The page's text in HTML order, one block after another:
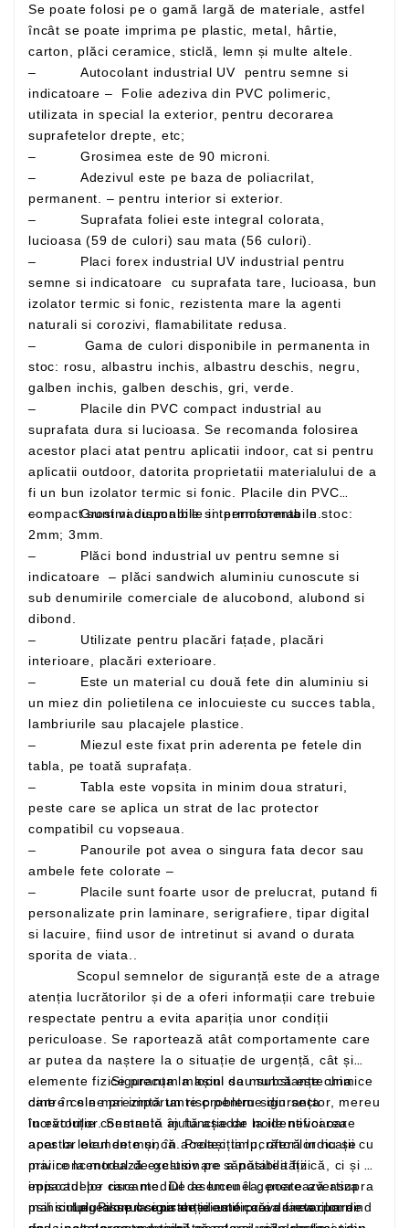
Se poate folosi pe o gamă largă de materiale, astfel
încât se poate imprima pe plastic, metal, hârtie,
carton, plăci ceramice, sticlă, lemn și multe altele.
– Autocolant industrial UV pentru semne si
indicatoare – Folie adeziva din PVC polimeric,
utilizata in special la exterior, pentru decorarea
suprafetelor drepte, etc;
– Grosimea este de 90 microni.
– Adezivul este pe baza de poliacrilat,
permanent. – pentru interior si exterior.
– Suprafata foliei este integral colorata,
lucioasa (59 de culori) sau mata (56 culori).
– Placi forex industrial UV industrial pentru
semne si indicatoare cu suprafata tare, lucioasa, bun
izolator termic si fonic, rezistenta mare la agenti
naturali si corozivi, flamabilitate redusa.
– Gama de culori disponibile in permanenta in
stoc: rosu, albastru inchis, albastru deschis, negru,
galben inchis, galben deschis, gri, verde.
– Placile din PVC compact industrial au
suprafata dura si lucioasa. Se recomanda folosirea
acestor placi atat pentru aplicatii indoor, cat si pentru
aplicatii outdoor, datorita proprietatii materialului de a
fi un bun izolator termic si fonic. Placile din PVC
compact sunt vacuumabile si termoformabile.
– Grosimi disponibile in permanenta in stoc:
2mm; 3mm.
– Plăci bond industrial uv pentru semne si
indicatoare – plăci sandwich aluminiu cunoscute si
sub denumirile comerciale de alucobond, alubond si
dibond.
– Utilizate pentru placări fațade, placări
interioare, placări exterioare.
– Este un material cu două fete din aluminiu si
un miez din polietilena ce inlocuieste cu succes tabla,
lambriurile sau placajele plastice.
– Miezul este fixat prin aderenta pe fetele din
tabla, pe toată suprafața.
– Tabla este vopsita in minim doua straturi,
peste care se aplica un strat de lac protector
compatibil cu vopseaua.
– Panourile pot avea o singura fata decor sau
ambele fete colorate –
– Placile sunt foarte usor de prelucrat, putand fi
personalizate prin laminare, serigrafiere, tipar digital
si lacuire, fiind usor de intretinut si avand o durata
sporita de viata..
atenția lucrătorilor și de a oferi informații care trebuie
respectate pentru a evita apariția unor condiții
periculoase. Se raportează atât comportamente care
ar putea da naștere la o situație de urgență, cât și
elemente fizice precum mașini sau substanțe chimice
care în sine prezintă un risc pentru siguranța
lucrătorilor. Semnele ajută așadar la identificarea
acestor elemente și, în același timp, oferă indicații cu
privire la modul de gestionare a posibilității
episoadelor riscante. De asemenea, poate avertiza
mai simplu asupra existenței unor căi de evacuare
Siguranța la locul de muncă este una
dintre cele mai importante probleme din sector, mereu
în evoluție constantă în funcție de noile nevoi care
apar la locul de muncă. Protecția lucrătorilor nu se
mai concentrează exclusiv pe sănătatea fizică, ci și pe
impactul pe care mediul de lucru îl generează asupra
psihicului. Pilonul siguranței este prevenirea: pornind
Legea se ocupa de identificarea factorilor de